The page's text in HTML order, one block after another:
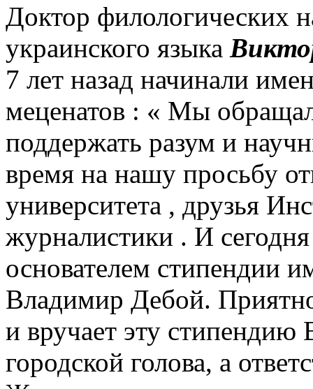
Доктор филологических
украинского языка
7 лет назад начинали
меценатов : « Мы
поддержать разум и
время на нашу просьбу
университета , друзья
журналистики . И
основателем стипендии
Владимир Дебой.
и вручает эту
городской голова, а